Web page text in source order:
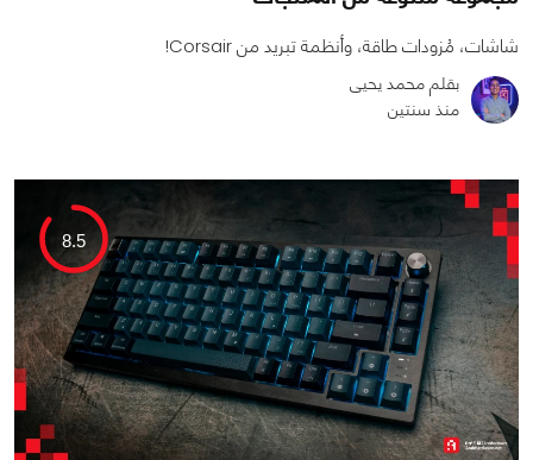
شاشات، مُزودات طاقة، وأنظمة تبريد من Corsair!
بقلم محمد يحيى
منذ سنتين
8.5